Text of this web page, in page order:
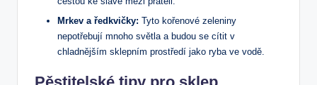
Mrkev ‍a ředkvičky: Tyto kořenové zeleniny
nepotřebují mnoho světla a budou‍ se cítit v⁤
chladnějším sklepním prostředí jako ryba ve vodě.